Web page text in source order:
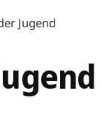
Jugend